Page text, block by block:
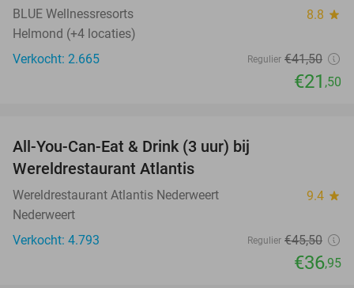
BLUE Wellnessresorts 8.8 star
Helmond (+4 locaties)
Verkocht: 2.665
Regulier €41,50
€21 ,50
All-You-Can-Eat & Drink (3 uur) bij
Wereldrestaurant Atlantis
Wereldrestaurant Atlantis Nederweert 9.4 star
Nederweert
Verkocht: 4.793
Regulier €45,50
€36,95